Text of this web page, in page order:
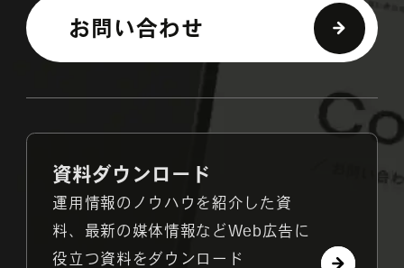
お問い合わせ
資料ダウンロード
運用情報のノウハウを紹介した資
料、最新の媒体情報などWeb広告に
役立つ資料をダウンロード